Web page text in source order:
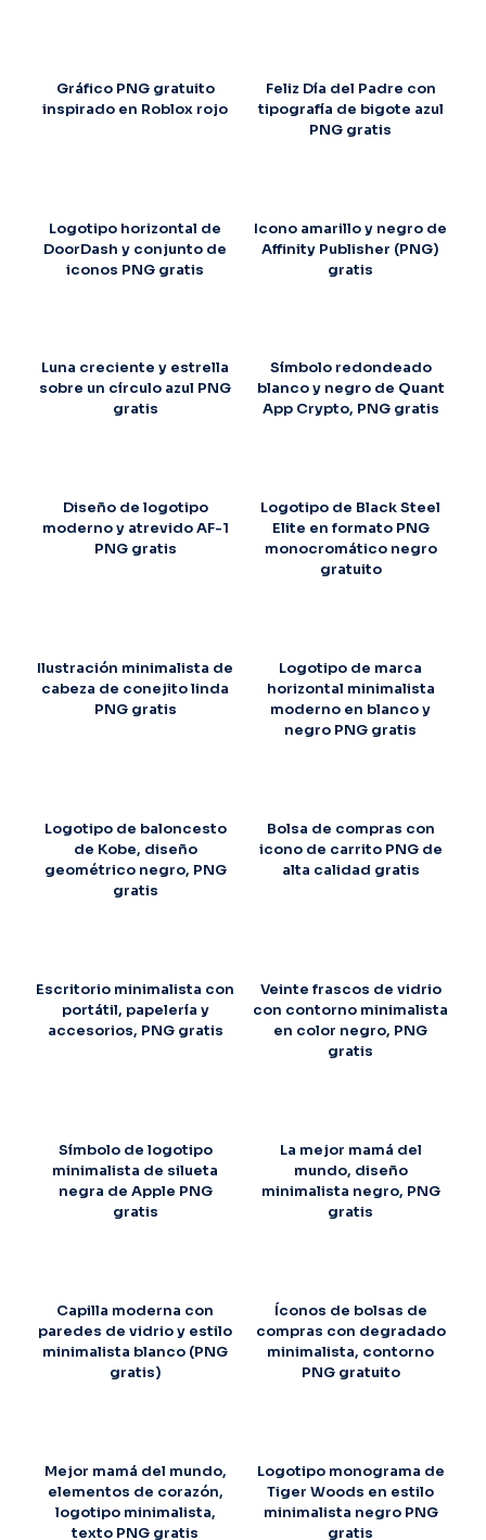
Gráfico PNG gratuito
inspirado en Roblox rojo
Feliz Día del Padre con
tipografía de bigote azul
PNG gratis
Logotipo horizontal de
DoorDash y conjunto de
iconos PNG gratis
Icono amarillo y negro de
Affinity Publisher (PNG)
gratis
Luna creciente y estrella
sobre un círculo azul PNG
gratis
Símbolo redondeado
blanco y negro de Quant
App Crypto, PNG gratis
Diseño de logotipo
moderno y atrevido AF-1
PNG gratis
Logotipo de Black Steel
Elite en formato PNG
monocromático negro
gratuito
Ilustración minimalista de
cabeza de conejito linda
PNG gratis
Logotipo de marca
horizontal minimalista
moderno en blanco y
negro PNG gratis
Logotipo de baloncesto
de Kobe, diseño
geométrico negro, PNG
gratis
Bolsa de compras con
icono de carrito PNG de
alta calidad gratis
Escritorio minimalista con
portátil, papelería y
accesorios, PNG gratis
Veinte frascos de vidrio
con contorno minimalista
en color negro, PNG
gratis
Símbolo de logotipo
minimalista de silueta
negra de Apple PNG
gratis
La mejor mamá del
mundo, diseño
minimalista negro, PNG
gratis
Capilla moderna con
paredes de vidrio y estilo
minimalista blanco (PNG
gratis)
Íconos de bolsas de
compras con degradado
minimalista, contorno
PNG gratuito
Mejor mamá del mundo,
elementos de corazón,
logotipo minimalista,
texto PNG gratis
Logotipo monograma de
Tiger Woods en estilo
minimalista negro PNG
gratis